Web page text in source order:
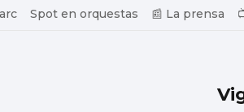
Spot en orquestas 📰 La prensa